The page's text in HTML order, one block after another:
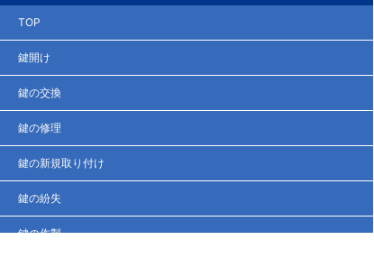
TOP
鍵開け
鍵の交換
鍵の修理
鍵の新規取り付け
鍵の紛失
鍵の作製